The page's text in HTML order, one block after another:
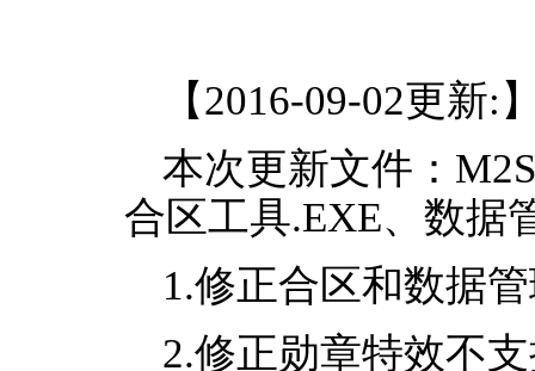
【2016-09-02更新:
本次更新文件：
合区工具.EXE、数据
1.修正合区和数据
2.修正勋章特效不